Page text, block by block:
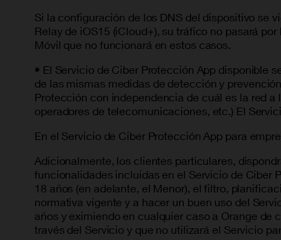
Si la configuración de los DNS del dispositivo se
Relay de iOS15 (iCloud+), su tráfico no pasará
Móvil que no funcionará en estos casos.
• El Servicio de Ciber Protección App disponible
de las mismas medidas de detección y
Protección con independencia de cuál es la red
operadores de telecomunicaciones, etc.) El
En el Servicio de Ciber Protección App para
Adicionalmente, los clientes particulares,
funcionalidades incluidas en el Servicio de Ciber
18 años (en adelante, el Menor), el filtro,
normativa vigente y a hacer un buen uso del
años y eximiendo en cualquier caso a Orange de
través del Servicio y que no utilizará el Servicio